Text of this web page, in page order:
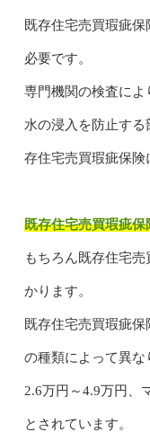
既存住宅売買瑕疵
必要です。
専門機関の検査に
水の浸入を防止す
存住宅売買瑕疵保険
既存住宅売買瑕疵保
もちろん既存住宅
かります。
既存住宅売買瑕疵
の種類によって異
2.6万円～4.9万円、
とされています。